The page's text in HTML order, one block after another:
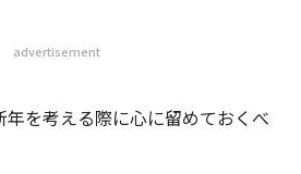
advertisement
年を考える際に心に留めておくべ